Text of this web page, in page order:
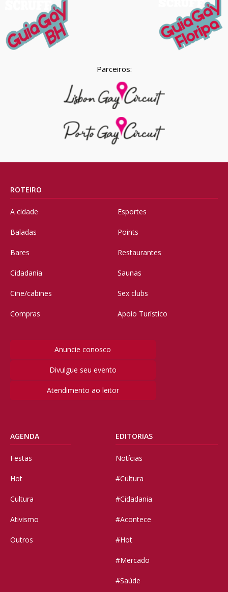
Parceiros:
ROTEIRO
A cidade
Baladas
Bares
Cidadania
Cine/cabines
Compras
Esportes
Points
Restaurantes
Saunas
Sex clubs
Apoio Turístico
Anuncie conosco
Divulgue seu evento
Atendimento ao leitor
AGENDA
Festas
Hot
Cultura
Ativismo
Outros
EDITORIAS
Notícias
#Cultura
#Cidadania
#Acontece
#Hot
#Mercado
#Saúde